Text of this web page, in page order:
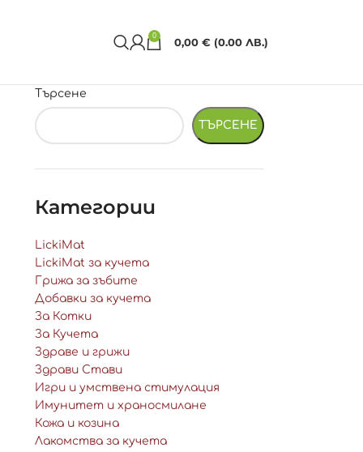
0 0,00 € (0.00 ЛВ.)
Търсене
ТЪРСЕНЕ
Категории
LickiMat
LickiMat за кучета
Грижа за зъбите
Добавки за кучета
За Котки
За Кучета
Здраве и грижи
Здрави Стави
Игри и умствена стимулация
Имунитет и храносмилане
Кожа и козина
Лакомства за кучета